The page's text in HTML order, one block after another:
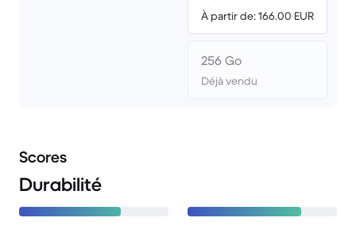
À partir de: 166.00 EUR
256 Go
Déjà vendu
Scores
Durabilité